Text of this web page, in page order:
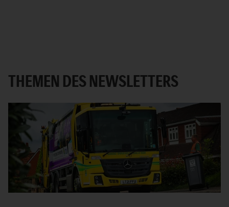
THEMEN DES NEWSLETTERS